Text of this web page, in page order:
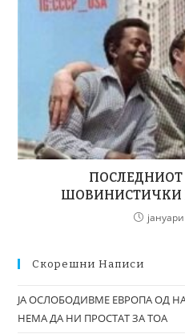
ПОСЛЕДНИОТ
ШОВИНИСТИЧКИ
Скорешни Написи
ЈА ОСЛОБОДИВМЕ ЕВРОПА ОД
НЕМА ДА НИ ПРОСТАТ ЗА ТОА